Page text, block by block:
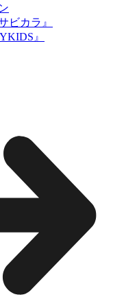
ビカラ』
』